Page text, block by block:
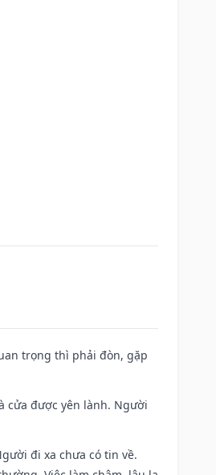
trọng thì phải đòn, gặp
cửa được yên lành. Người
đi xa chưa có tin về.